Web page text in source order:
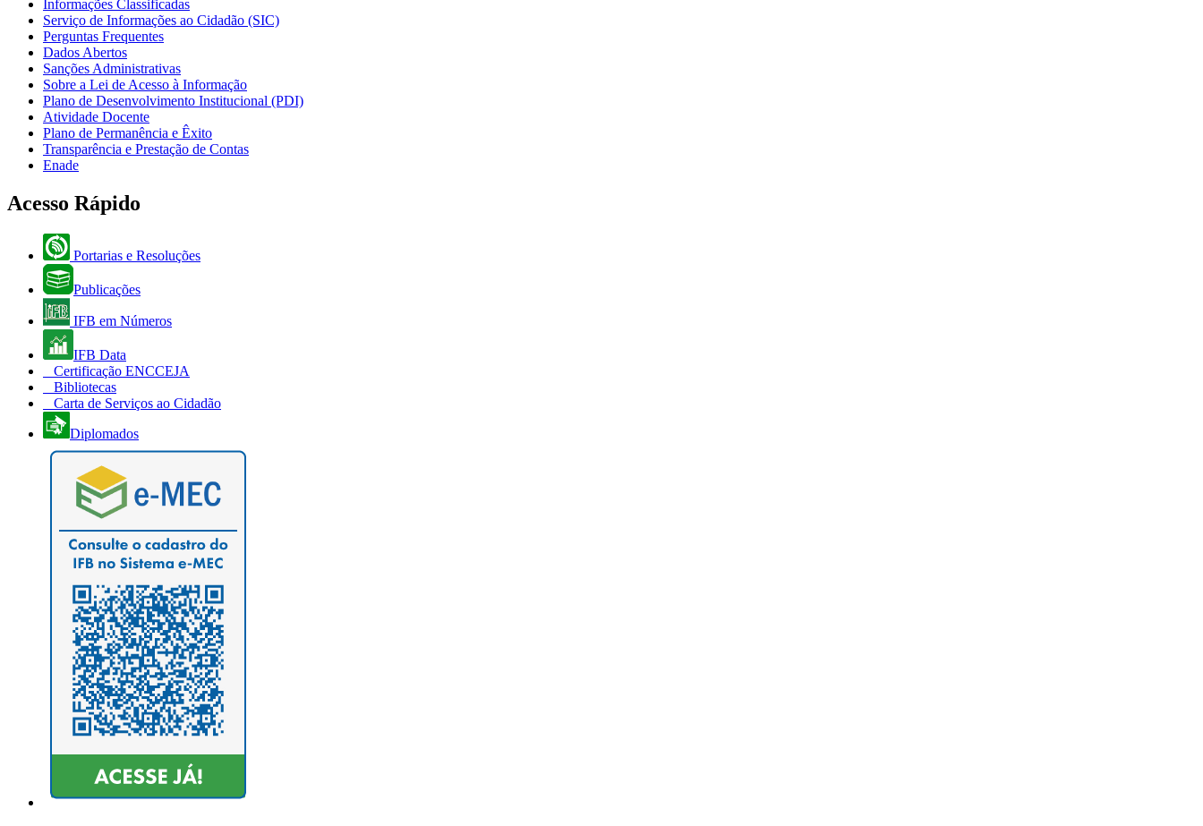
Informações Classificadas
Serviço de Informações ao Cidadão (SIC)
Perguntas Frequentes
Dados Abertos
Sanções Administrativas
Sobre a Lei de Acesso à Informação
Plano de Desenvolvimento Institucional (PDI)
Atividade Docente
Plano de Permanência e Êxito
Transparência e Prestação de Contas
Enade
Acesso Rápido
Portarias e Resoluções
Publicações
IFB em Números
IFB Data
Certificação ENCCEJA
Bibliotecas
Carta de Serviços ao Cidadão
Diplomados